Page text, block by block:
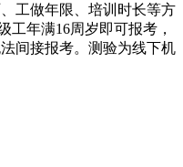
工做年限、培训时长等方
工年满16周岁即可报考，
间接报考。测验为线下机